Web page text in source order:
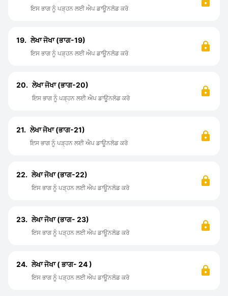
ਇਸ ਭਾਗ ਨੂੰ ਪੜ੍ਹਨ ਲਈ ਐਪ ਡਾਊਨਲੋਡ ਕਰੋ
19. ਲੇਖਾ ਜੋਖਾ (ਭਾਗ-19)
ਇਸ ਭਾਗ ਨੂੰ ਪੜ੍ਹਨ ਲਈ ਐਪ ਡਾਊਨਲੋਡ ਕਰੋ
20. ਲੇਖਾ ਜੋਖਾ (ਭਾਗ-20)
ਇਸ ਭਾਗ ਨੂੰ ਪੜ੍ਹਨ ਲਈ ਐਪ ਡਾਊਨਲੋਡ ਕਰੋ
21. ਲੇਖਾ ਜੋਖਾ (ਭਾਗ-21)
ਇਸ ਭਾਗ ਨੂੰ ਪੜ੍ਹਨ ਲਈ ਐਪ ਡਾਊਨਲੋਡ ਕਰੋ
22. ਲੇਖਾ ਜੋਖਾ (ਭਾਗ-22)
ਇਸ ਭਾਗ ਨੂੰ ਪੜ੍ਹਨ ਲਈ ਐਪ ਡਾਊਨਲੋਡ ਕਰੋ
23. ਲੇਖਾ ਜੋਖਾ (ਭਾਗ- 23)
ਇਸ ਭਾਗ ਨੂੰ ਪੜ੍ਹਨ ਲਈ ਐਪ ਡਾਊਨਲੋਡ ਕਰੋ
24. ਲੇਖਾ ਜੋਖਾ ( ਭਾਗ- 24 )
ਇਸ ਭਾਗ ਨੂੰ ਪੜ੍ਹਨ ਲਈ ਐਪ ਡਾਊਨਲੋਡ ਕਰੋ